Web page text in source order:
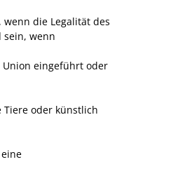
die Legalität des
sein, wenn
Union eingeführt oder
Tiere oder künstlich